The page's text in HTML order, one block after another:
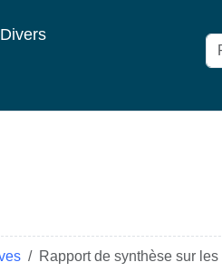
Divers
Rapport de synthèse sur